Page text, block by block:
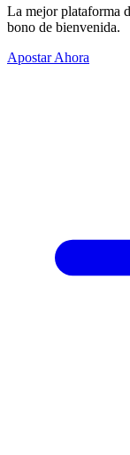
La mejor plataforma
bono de bienvenida.
Apostar Ahora